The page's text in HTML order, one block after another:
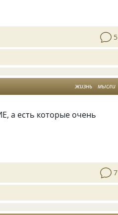
5
жизнь мысли
а есть которые очень
7